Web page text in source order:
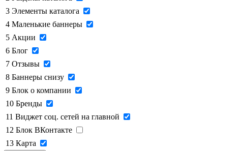
3 Элементы каталога
4 Маленькие баннеры
5 Акции
6 Блог
7 Отзывы
8 Баннеры снизу
9 Блок о компании
10 Бренды
11 Виджет соц. сетей на главной
12 Блок ВКонтакте
13 Карта